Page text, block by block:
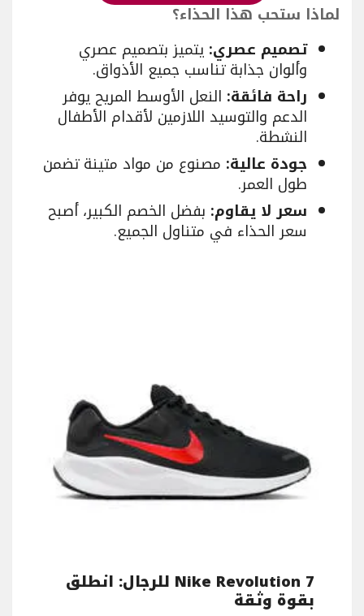
لماذا ستحب هذا الحذاء؟
تصميم عصري: يتميز بتصميم عصري
وألوان جذابة تناسب جميع الأذواق.
راحة فائقة: النعل الأوسط المريح يوفر
الدعم والتوسيد اللازمين لأقدام الأطفال
النشطة.
جودة عالية: مصنوع من مواد متينة تضمن
طول العمر.
سعر لا يقاوم: بفضل الخصم الكبير، أصبح
سعر الحذاء في متناول الجميع.
Nike Revolution 7 للرجال: انطلق
بقوة وثقة